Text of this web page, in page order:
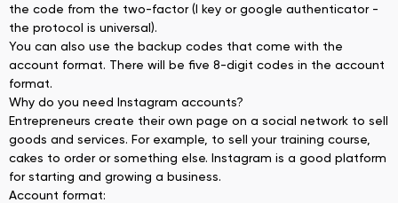
the code from the two-factor (I key or google authenticator -
the protocol is universal).
You can also use the backup codes that come with the
account format. There will be five 8-digit codes in the account
format.
Why do you need Instagram accounts?
Entrepreneurs create their own page on a social network to sell
goods and services. For example, to sell your training course,
cakes to order or something else. Instagram is a good platform
for starting and growing a business.
Account format: